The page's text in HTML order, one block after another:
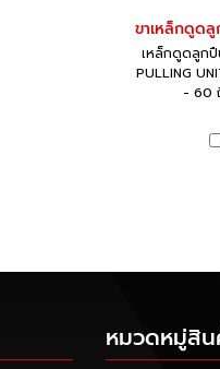
ขาเหล็กดูด
เหล็กดูดลูกปื
PULLING
- 60
หมวดหมู่สิน